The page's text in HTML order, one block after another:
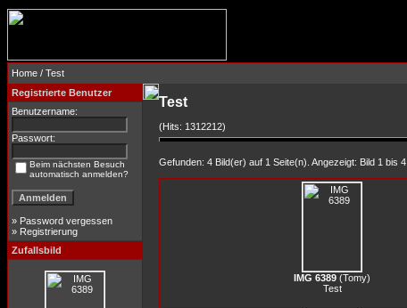
Home / Test
Registrierte Benutzer
Benutzername:
Passwort:
Beim nächsten Besuch
automatisch anmelden?
» Password vergessen
» Registrierung
Zufallsbild
Test
(Hits: 1312212)
Gefunden: 4 Bild(er) auf 1 Seite(n). Angezeigt: Bild 1 bis 4.
IMG 6389 (Tomy)
Test